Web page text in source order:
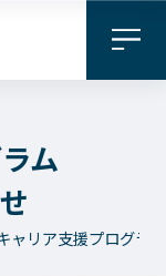
ム
ャリア支援プログラ